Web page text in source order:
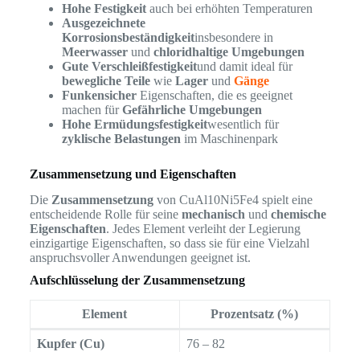
Hohe Festigkeitauch bei erhöhten Temperaturen
Ausgezeichnete
Korrosionsbeständigkeitinsbesondere in
Meerwasserund chloridhaltige Umgebungen
Gute Verschleißfestigkeitund damit ideal für
bewegliche Teilewie Lagerund Gänge
FunkensicherEigenschaften, die es geeignet
machen fürGefährliche Umgebungen
Hohe Ermüdungsfestigkeitwesentlich für
zyklische Belastungen im Maschinenpark
Zusammensetzung und Eigenschaften
Die Zusammensetzungvon CuAl10Ni5Fe4 spielt eine
entscheidende Rolle für seine mechanisch und chemische
Eigenschaften. Jedes Element verleiht der Legierung
einzigartige Eigenschaften, so dass sie für eine Vielzahl
anspruchsvoller Anwendungen geeignet ist.
Aufschlüsselung der Zusammensetzung
Element Prozentsatz (%)
Kupfer (Cu) 76 – 82